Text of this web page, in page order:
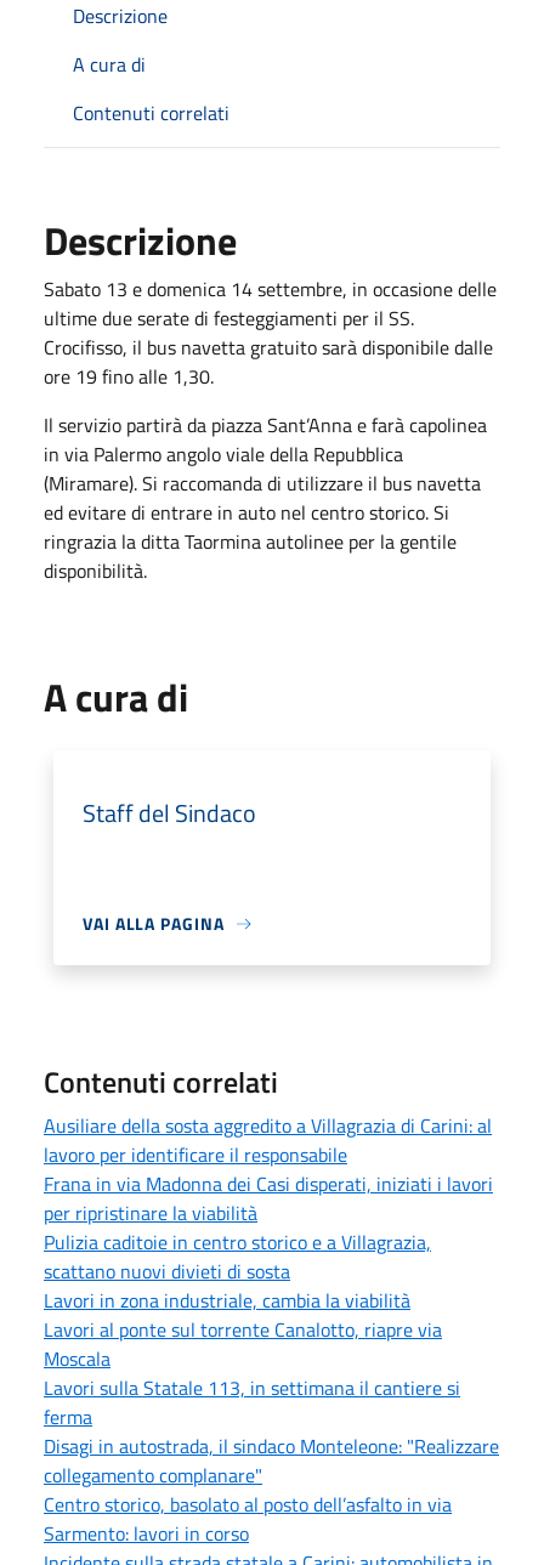
Descrizione
A cura di
Contenuti correlati
Descrizione
Sabato 13 e domenica 14 settembre, in occasione delle
ultime due serate di festeggiamenti per il SS.
Crocifisso, il bus navetta gratuito sarà disponibile dalle
ore 19 fino alle 1,30.
Il servizio partirà da piazza Sant’Anna e farà capolinea
in via Palermo angolo viale della Repubblica
(Miramare). Si raccomanda di utilizzare il bus navetta
ed evitare di entrare in auto nel centro storico. Si
ringrazia la ditta Taormina autolinee per la gentile
disponibilità.
A cura di
Staff del Sindaco
VAI ALLA PAGINA
Contenuti correlati
Ausiliare della sosta aggredito a Villagrazia di Carini: al
lavoro per identificare il responsabile
Frana in via Madonna dei Casi disperati, iniziati i lavori
per ripristinare la viabilità
Pulizia caditoie in centro storico e a Villagrazia,
scattano nuovi divieti di sosta
Lavori in zona industriale, cambia la viabilità
Lavori al ponte sul torrente Canalotto, riapre via
Moscala
Lavori sulla Statale 113, in settimana il cantiere si
ferma
Disagi in autostrada, il sindaco Monteleone: "Realizzare
collegamento complanare"
Centro storico, basolato al posto dell’asfalto in via
Sarmento: lavori in corso